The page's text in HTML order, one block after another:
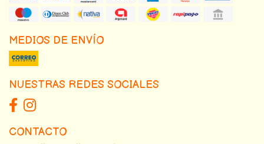
MEDIOS DE ENVÍO
NUESTRAS REDES SOCIALES
CONTACTO